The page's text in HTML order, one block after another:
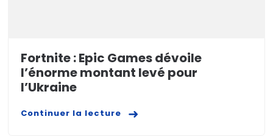
Fortnite : Epic Games dévoile
l’énorme montant levé pour
l’Ukraine
Continuer la lecture